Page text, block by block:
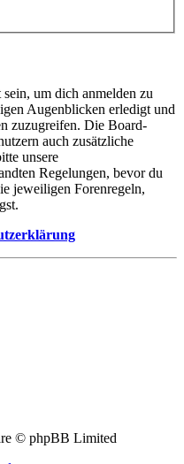
um dich anmelden zu
Augenblicken erledigt und
zuzugreifen. Die Board-
auch zusätzliche
unsere
Regelungen, bevor du
jeweiligen Forenregeln,
© phpBB Limited